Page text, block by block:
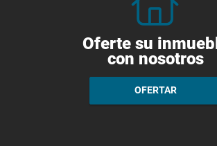
Oferte su
con nosotros
OFERTAR